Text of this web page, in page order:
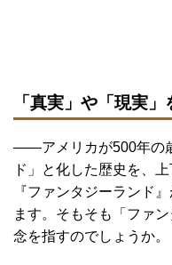
「真実」や「現実
――アメリカが500年の
ド」と化した歴史を、
『ファンタジーランド
ます。そもそも「ファ
念を指すのでしょうか。